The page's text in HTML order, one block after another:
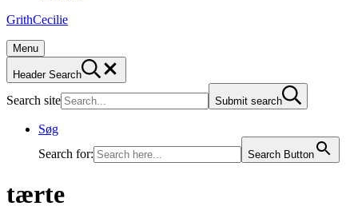
GrithCecilie
Menu
Header Search
Search site Submit search
Søg
Search for:
Search Button
tærte